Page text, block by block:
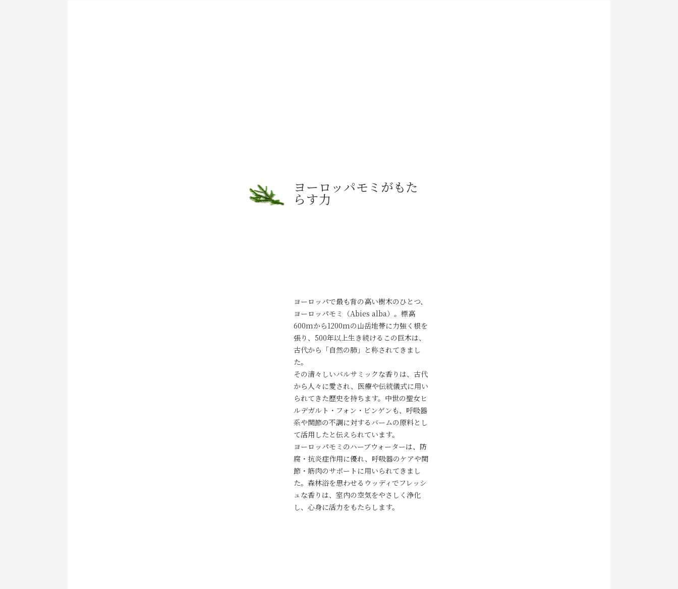
ヨーロッパモミがもた
らす力
ヨーロッパで最も背の高い樹木のひとつ、
ヨーロッパモミ（Abies alba）。標高
600mから1200mの山岳地帯に力強く根を
張り、500年以上生き続けるこの巨木は、
古代から「自然の肺」と称されてきまし
た。
その清々しいバルサミックな香りは、古代
から人々に愛され、医療や伝統儀式に用い
られてきた歴史を持ちます。中世の聖女ヒ
ルデガルト・フォン・ビンゲンも、呼吸器
系や関節の不調に対するバームの原料とし
て活用したと伝えられています。
ヨーロッパモミのハーブウォーターは、防
腐・抗炎症作用に優れ、呼吸器のケアや関
節・筋肉のサポートに用いられてきまし
た。森林浴を思わせるウッディでフレッシ
ュな香りは、室内の空気をやさしく浄化
し、心身に活力をもたらします。